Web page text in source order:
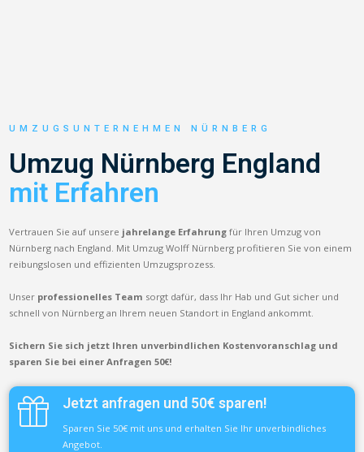
UMZUGSUNTERNEHMEN NÜRNBERG
Umzug Nürnberg England
mit Erfahren
Vertrauen Sie auf unsere jahrelange Erfahrung für Ihren Umzug von
Nürnberg nach England. Mit Umzug Wolff Nürnberg profitieren Sie von einem
reibungslosen und effizienten Umzugsprozess.
Unser professionelles Team sorgt dafür, dass Ihr Hab und Gut sicher und
schnell von Nürnberg an Ihrem neuen Standort in England ankommt.
Sichern Sie sich jetzt Ihren unverbindlichen Kostenvoranschlag und
sparen Sie bei einer Anfragen 50€!
Jetzt anfragen und 50€ sparen!
Sparen Sie 50€ mit uns und erhalten Sie Ihr unverbindliches
Angebot.